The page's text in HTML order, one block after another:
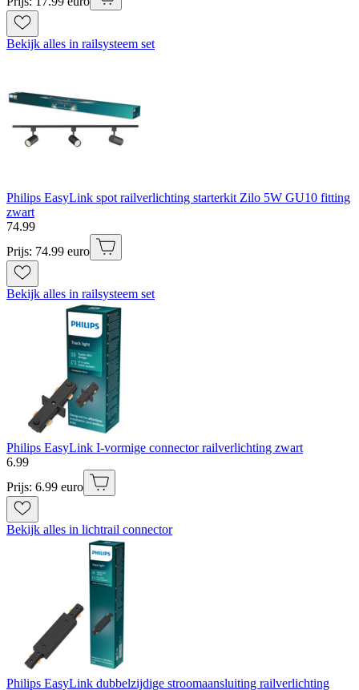
Bekijk alles in railsysteem set
Philips EasyLink spot railverlichting starterkit Zilo 5W GU10 fitting
zwart
74.99
Prijs: 74.99 euro
Bekijk alles in railsysteem set
Philips EasyLink I-vormige connector railverlichting zwart
6.99
Prijs: 6.99 euro
Bekijk alles in lichtrail connector
Philips EasyLink dubbelzijdige stroomaansluiting railverlichting